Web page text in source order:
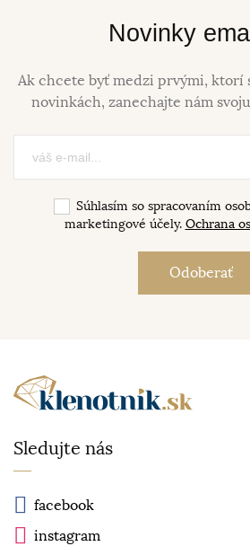
Novinky
Ak chcete byť medzi prvými, ktorí
novinkách, zanechajte nám
Súhlasím so spracovaním
marketingové účely. Ochrana
Sledujte nás
facebook
instagram